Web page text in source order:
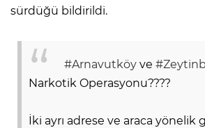
sürdüğü bildirildi.
#Arnavutköy ve
Narkotik Operasyonu????
İki ayrı adrese ve araca yönelik